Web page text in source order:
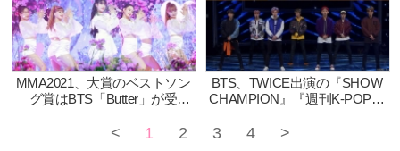
MMA2021、大賞のベストソン
グ賞はBTS「Butter」が受
ルバム賞の大賞2冠を受賞！ベ
BTS、TWICE出演の『SHOW
CHAMPION』『週刊K-POPア
NEED U」、「KNOCK
< 1 2 3 4 >